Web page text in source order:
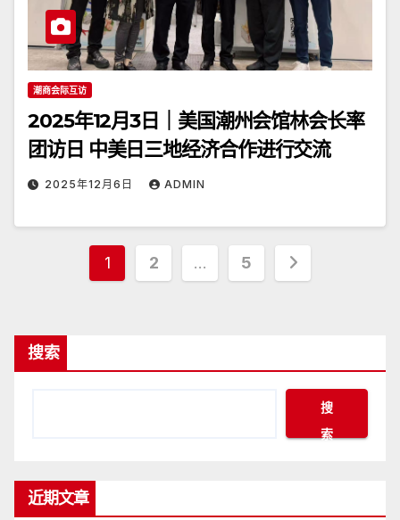
潮商会际互访
2025年12月3日｜美国潮州会馆林会长率
团访日 中美日三地经济合作进行交流
2025年12月6日 ADMIN
文
页
1 2 … 5
搜索
搜
索
近期文章